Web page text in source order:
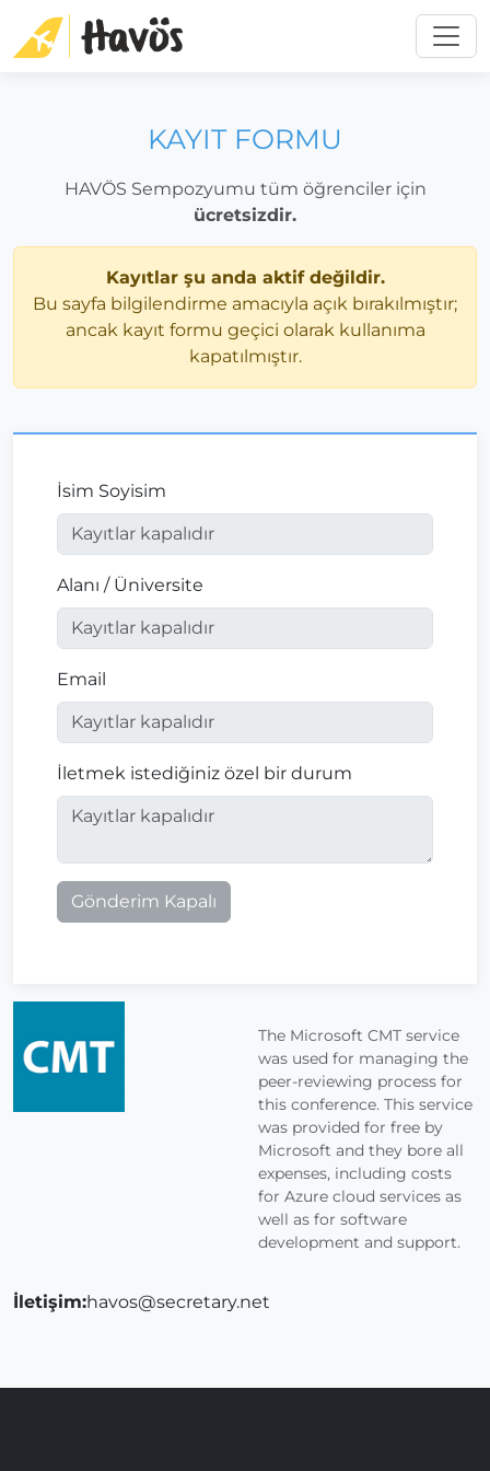
KAYIT FORMU
HAVÖS Sempozyumu tüm öğrenciler için
ücretsizdir.
Kayıtlar şu anda aktif değildir.
Bu sayfa bilgilendirme amacıyla açık bırakılmıştır;
ancak kayıt formu geçici olarak kullanıma
kapatılmıştır.
İsim Soyisim
Alanı / Üniversite
Email
İletmek istediğiniz özel bir durum
Gönderim Kapalı
The Microsoft CMT service
was used for managing the
peer-reviewing process for
this conference. This service
was provided for free by
Microsoft and they bore all
expenses, including costs
for Azure cloud services as
well as for software
development and support.
İletişim:havos@secretary.net